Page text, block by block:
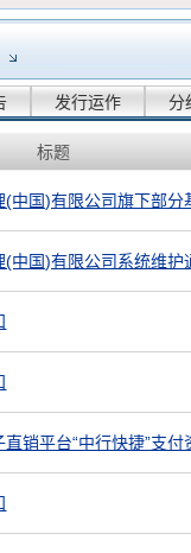
发行运作 分
标题
(中国)有限公司旗下部
(中国)有限公司系统维护
直销平台“中行快捷”支